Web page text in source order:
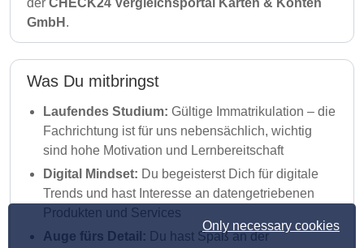
Only necessary cookies
der CHECK24 Vergleichsportal Karten & Konten
GmbH .
Was Du mitbringst
Laufendes Studium: Gültige Immatrikulation – die
Fachrichtung ist für uns nebensächlich, wichtig
sind hohe Motivation und Lernbereitschaft
Digital Mindset: Du begeisterst Dich für digitale
Trends und hast Interesse an datengetriebenen
Produkten und Services
Auge fürs Detail: Du hast Spaß an der